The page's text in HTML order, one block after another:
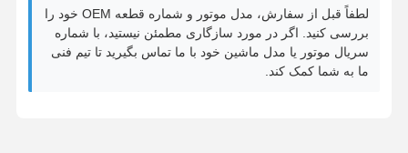
لطفاً قبل از سفارش، مدل موتور و شماره قطعه OEM خود را
بررسی کنید. اگر در مورد سازگاری مطمئن نیستید، با شماره
سریال موتور یا مدل ماشین خود با ما تماس بگیرید تا تیم فنی
ما به شما کمک کند.